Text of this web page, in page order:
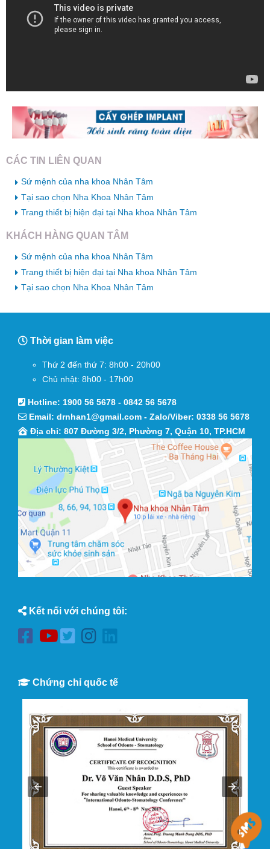
CÁC TIN LIÊN QUAN
Sứ mệnh của nha khoa Nhân Tâm
Tại sao chọn Nha Khoa Nhân Tâm
Trang thiết bị hiện đại tại Nha khoa Nhân Tâm
KHÁCH HÀNG QUAN TÂM
Sứ mệnh của nha khoa Nhân Tâm
Trang thiết bị hiện đại tại Nha khoa Nhân Tâm
Tại sao chọn Nha Khoa Nhân Tâm
Thời gian làm việc
Thứ 2 đến thứ 7: 8h00 - 20h00
Chủ nhật: 8h00 - 17h00
Hotline: 1900 56 5678 - 0842 56 5678
Email: drnhan1@gmail.com - Zalo/Viber: 0338 56 5678
Địa chỉ: 807 Đường 3/2, Phường 7, Quận 10, TP.HCM
Kết nối với chúng tôi:
Chứng chỉ quốc tế